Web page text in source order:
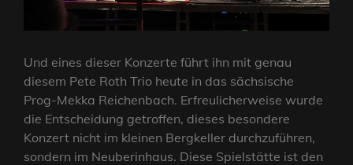
Und eines dieser Konzerte führt ihn mit genau
diesem Pete Roth Trio heute in das sächsische
Prog-Mekka Reichenbach. Erfreulicherweise wurde
die Entscheidung getroffen, dieses besondere
Konzert nicht im kleinen Bergkeller durchzuführen,
sondern im Neuberinhaus. Diese Spielstätte ist den